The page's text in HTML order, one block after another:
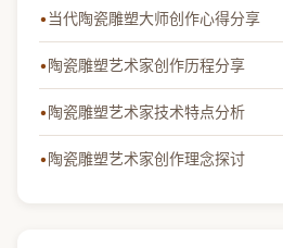
当代陶瓷雕塑大师创作心得分享
陶瓷雕塑艺术家创作历程分享
陶瓷雕塑艺术家技术特点分析
陶瓷雕塑艺术家创作理念探讨